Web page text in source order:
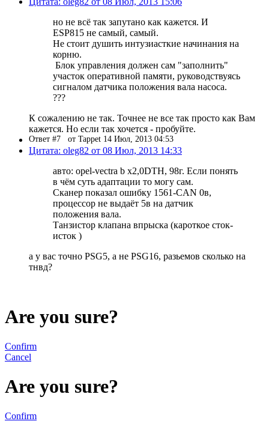
но не всё так запутано как кажется. И
ESP815 не самый, самый.
Не стоит душить интузиасткие начинания на
корню.
Блок управления должен сам "заполнить"
участок оперативной памяти, руководствуясь
сигналом датчика положения вала насоса.
???
К сожалению не так. Точнее не все так просто как Вам
кажется. Но если так хочется - пробуйте.
Ответ #7 от Tappet 14 Июл, 2013 04:53
Цитата: oleg82 от 08 Июл, 2013 14:33
авто: opel-vectra b x2,0DTH, 98г. Если понять
в чём суть адаптации то могу сам.
Сканер показал ошибку 1561-CAN 0в,
процессор не выдаёт 5в на датчик
положения вала.
Танзистор клапана впрыска (кароткое сток-
исток )
а у вас точно PSG5, а не PSG16, разьемов сколько на
тнвд?
Are you sure?
Confirm
Cancel
Are you sure?
Confirm